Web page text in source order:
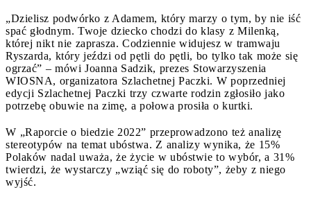
„Dzielisz podwórko z Adamem, który marzy o tym, by nie iść
spać głodnym. Twoje dziecko chodzi do klasy z Milenką,
której nikt nie zaprasza. Codziennie widujesz w tramwaju
Ryszarda, który jeździ od pętli do pętli, bo tylko tak może się
ogrzać” – mówi Joanna Sadzik, prezes Stowarzyszenia
WIOSNA, organizatora Szlachetnej Paczki. W poprzedniej
edycji Szlachetnej Paczki trzy czwarte rodzin zgłosiło jako
potrzebę obuwie na zimę, a połowa prosiła o kurtki.
W „Raporcie o biedzie 2022” przeprowadzono też analizę
stereotypów na temat ubóstwa. Z analizy wynika, że 15%
Polaków nadal uważa, że życie w ubóstwie to wybór, a 31%
twierdzi, że wystarczy „wziąć się do roboty”, żeby z niego
wyjść.